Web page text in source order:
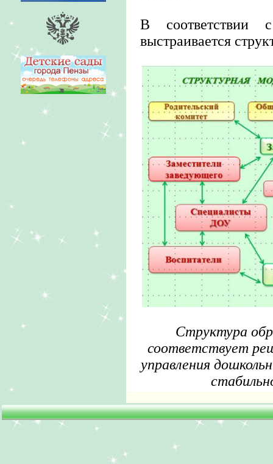
В соответствии
выстраивается
Структура
соответствует
управления